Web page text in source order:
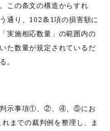
この条文の構造からすれ
通り、102条1項の損害額に
実施相応数量」の範囲内の
た数量が規定されているだ
。
判示事項①、②、④、⑤にお
までの裁判例を整理し、ま